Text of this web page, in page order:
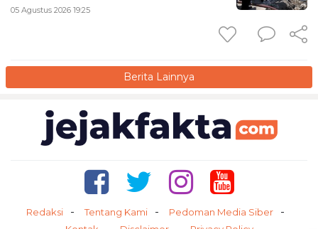
05 Agustus 2026 19:25
Berita Lainnya
Redaksi Tentang Kami
Pedoman Media Siber